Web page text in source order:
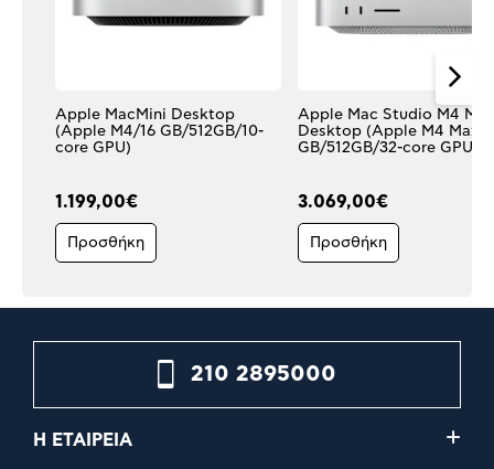
Apple MacMini Desktop
(Apple M4/16 GB/512GB/10-
core GPU)
1.199,00€
Προσθήκη
Apple Mac Studio M4 Max
Desktop (Apple M4 Max/
GB/512GB/32-core GPU)
3.069,00€
Προσθήκη
210 2895000
Η ΕΤΑΙΡΕΙΑ